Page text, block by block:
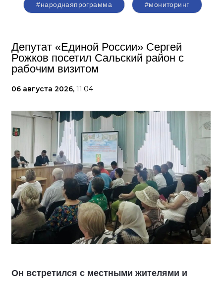
#народнаяпрограмма #мониторинг
Депутат «Единой России» Сергей
Рожков посетил Сальский район с
рабочим визитом
06 августа 2026, 11:04
Он встретился с местными жителями и